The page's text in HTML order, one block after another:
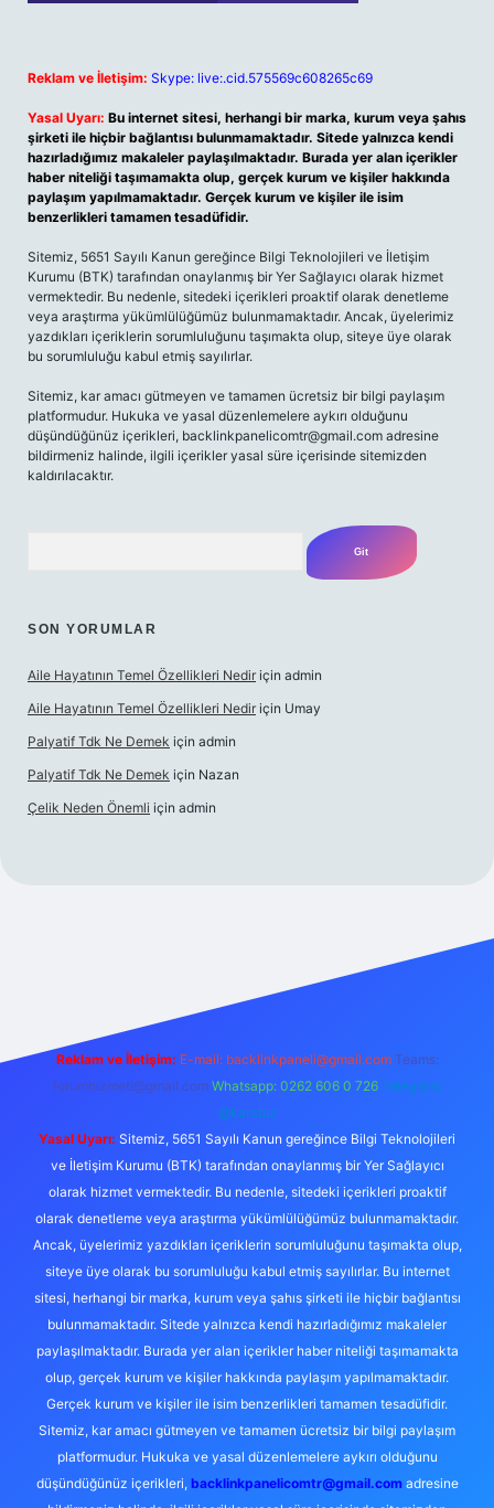
Reklam ve İletişim: Skype: live:.cid.575569c608265c69
Yasal Uyarı: Bu internet sitesi, herhangi bir marka, kurum veya şahıs
şirketi ile hiçbir bağlantısı bulunmamaktadır. Sitede yalnızca kendi
hazırladığımız makaleler paylaşılmaktadır. Burada yer alan içerikler
haber niteliği taşımamakta olup, gerçek kurum ve kişiler hakkında
paylaşım yapılmamaktadır. Gerçek kurum ve kişiler ile isim
benzerlikleri tamamen tesadüfidir.
Sitemiz, 5651 Sayılı Kanun gereğince Bilgi Teknolojileri ve İletişim
Kurumu (BTK) tarafından onaylanmış bir Yer Sağlayıcı olarak hizmet
vermektedir. Bu nedenle, sitedeki içerikleri proaktif olarak denetleme
veya araştırma yükümlülüğümüz bulunmamaktadır. Ancak, üyelerimiz
yazdıkları içeriklerin sorumluluğunu taşımakta olup, siteye üye olarak
bu sorumluluğu kabul etmiş sayılırlar.
Sitemiz, kar amacı gütmeyen ve tamamen ücretsiz bir bilgi paylaşım
platformudur. Hukuka ve yasal düzenlemelere aykırı olduğunu
düşündüğünüz içerikleri, backlinkpanelicomtr@gmail.com adresine
bildirmeniz halinde, ilgili içerikler yasal süre içerisinde sitemizden
kaldırılacaktır.
SON YORUMLAR
Aile Hayatının Temel Özellikleri Nedir için admin
Aile Hayatının Temel Özellikleri Nedir için Umay
Palyatif Tdk Ne Demek için admin
Palyatif Tdk Ne Demek için Nazan
Çelik Neden Önemli için admin
Reklam ve İletişim: E-mail: backlinkpaneli@gmail.com Teams:
forumhizmeti@gmail.com Whatsapp: 0262 606 0 726 Telegram:
@karabul
Yasal Uyarı: Sitemiz, 5651 Sayılı Kanun gereğince Bilgi Teknolojileri
ve İletişim Kurumu (BTK) tarafından onaylanmış bir Yer Sağlayıcı
olarak hizmet vermektedir. Bu nedenle, sitedeki içerikleri proaktif
olarak denetleme veya araştırma yükümlülüğümüz bulunmamaktadır.
Ancak, üyelerimiz yazdıkları içeriklerin sorumluluğunu taşımakta olup,
siteye üye olarak bu sorumluluğu kabul etmiş sayılırlar. Bu internet
sitesi, herhangi bir marka, kurum veya şahıs şirketi ile hiçbir bağlantısı
bulunmamaktadır. Sitede yalnızca kendi hazırladığımız makaleler
paylaşılmaktadır. Burada yer alan içerikler haber niteliği taşımamakta
olup, gerçek kurum ve kişiler hakkında paylaşım yapılmamaktadır.
Gerçek kurum ve kişiler ile isim benzerlikleri tamamen tesadüfidir.
Sitemiz, kar amacı gütmeyen ve tamamen ücretsiz bir bilgi paylaşım
platformudur. Hukuka ve yasal düzenlemelere aykırı olduğunu
düşündüğünüz içerikleri, backlinkpanelicomtr@gmail.comadresine